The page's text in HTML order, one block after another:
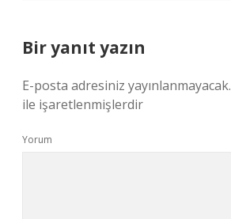
Bir yanıt yazın
E-posta adresiniz yayınlanmayacak.
ile işaretlenmişlerdir
Yorum